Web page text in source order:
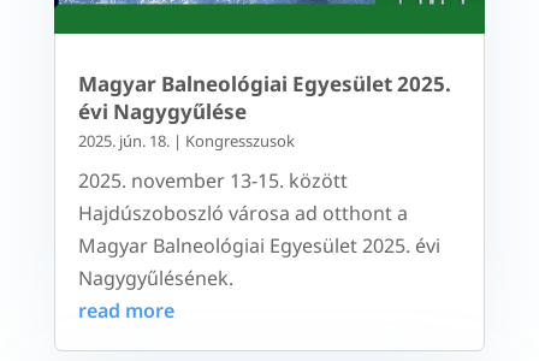
Magyar Balneológiai Egyesület 2025.
évi Nagygyűlése
2025. jún. 18.| Kongresszusok
2025. november 13-15. között
Hajdúszoboszló városa ad otthont a
Magyar Balneológiai Egyesület 2025. évi
Nagygyűlésének.
read more